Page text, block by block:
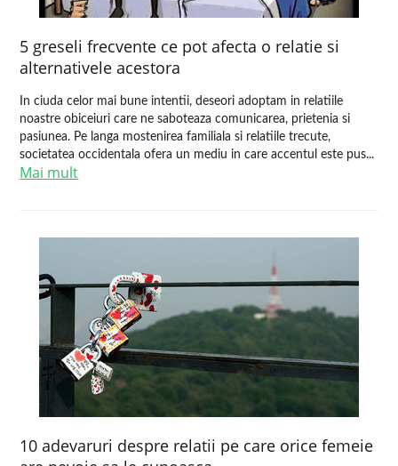
5 greseli frecvente ce pot afecta o relatie si
alternativele acestora
In ciuda celor mai bune intentii, deseori adoptam in relatiile
noastre obiceiuri care ne saboteaza comunicarea, prietenia si
pasiunea. Pe langa mostenirea familiala si relatiile trecute,
societatea occidentala ofera un mediu in care accentul este pus...
Mai mult
10 adevaruri despre relatii pe care orice femeie